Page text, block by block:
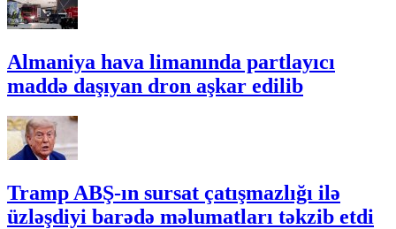
Almaniya hava limanında partlayıcı
maddə daşıyan dron aşkar edilib
Tramp ABŞ-ın sursat çatışmazlığı ilə
üzləşdiyi barədə məlumatları təkzib etdi